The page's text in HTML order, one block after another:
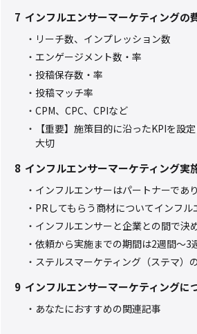
7 インフルエンサーマーケティングの
リーチ数、インプレッション数
エンゲージメント数・率
投稿保存数・率
投稿マッチ率
CPM、CPC、CPIなど
【重要】施策目的に沿ったKPIを設
大切
8 インフルエンサーマーケティング実
インフルエンサーはパートナーであ
PRしてもらう商材についてインフ
インフルエンサーと企業との間で決
依頼から実施までの期間は2週間～3
ステルスマーケティング（ステマ）
9 インフルエンサーマーケティングに
あなたにおすすめの関連記事